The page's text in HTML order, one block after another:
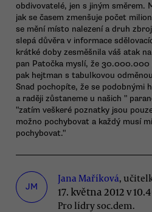
obdivovatelé, jen s jiným směrem.
jak se časem zmenšuje počet
se mění místo nalezení a druh
slepá důvěra v informace
krátké doby zesměšnila váš atak
pan Patočka myslí, že
pak hejtman s tabulkovou
Snad pochopíte, že se podobnými
a raději zůstaneme u našich "
"zatím veškeré poznatky jsou
možno pochybovat a každý musí
pochybovat."
JM
Jana Maříková,
17. května 2012 v
Pro lídry soc.dem.